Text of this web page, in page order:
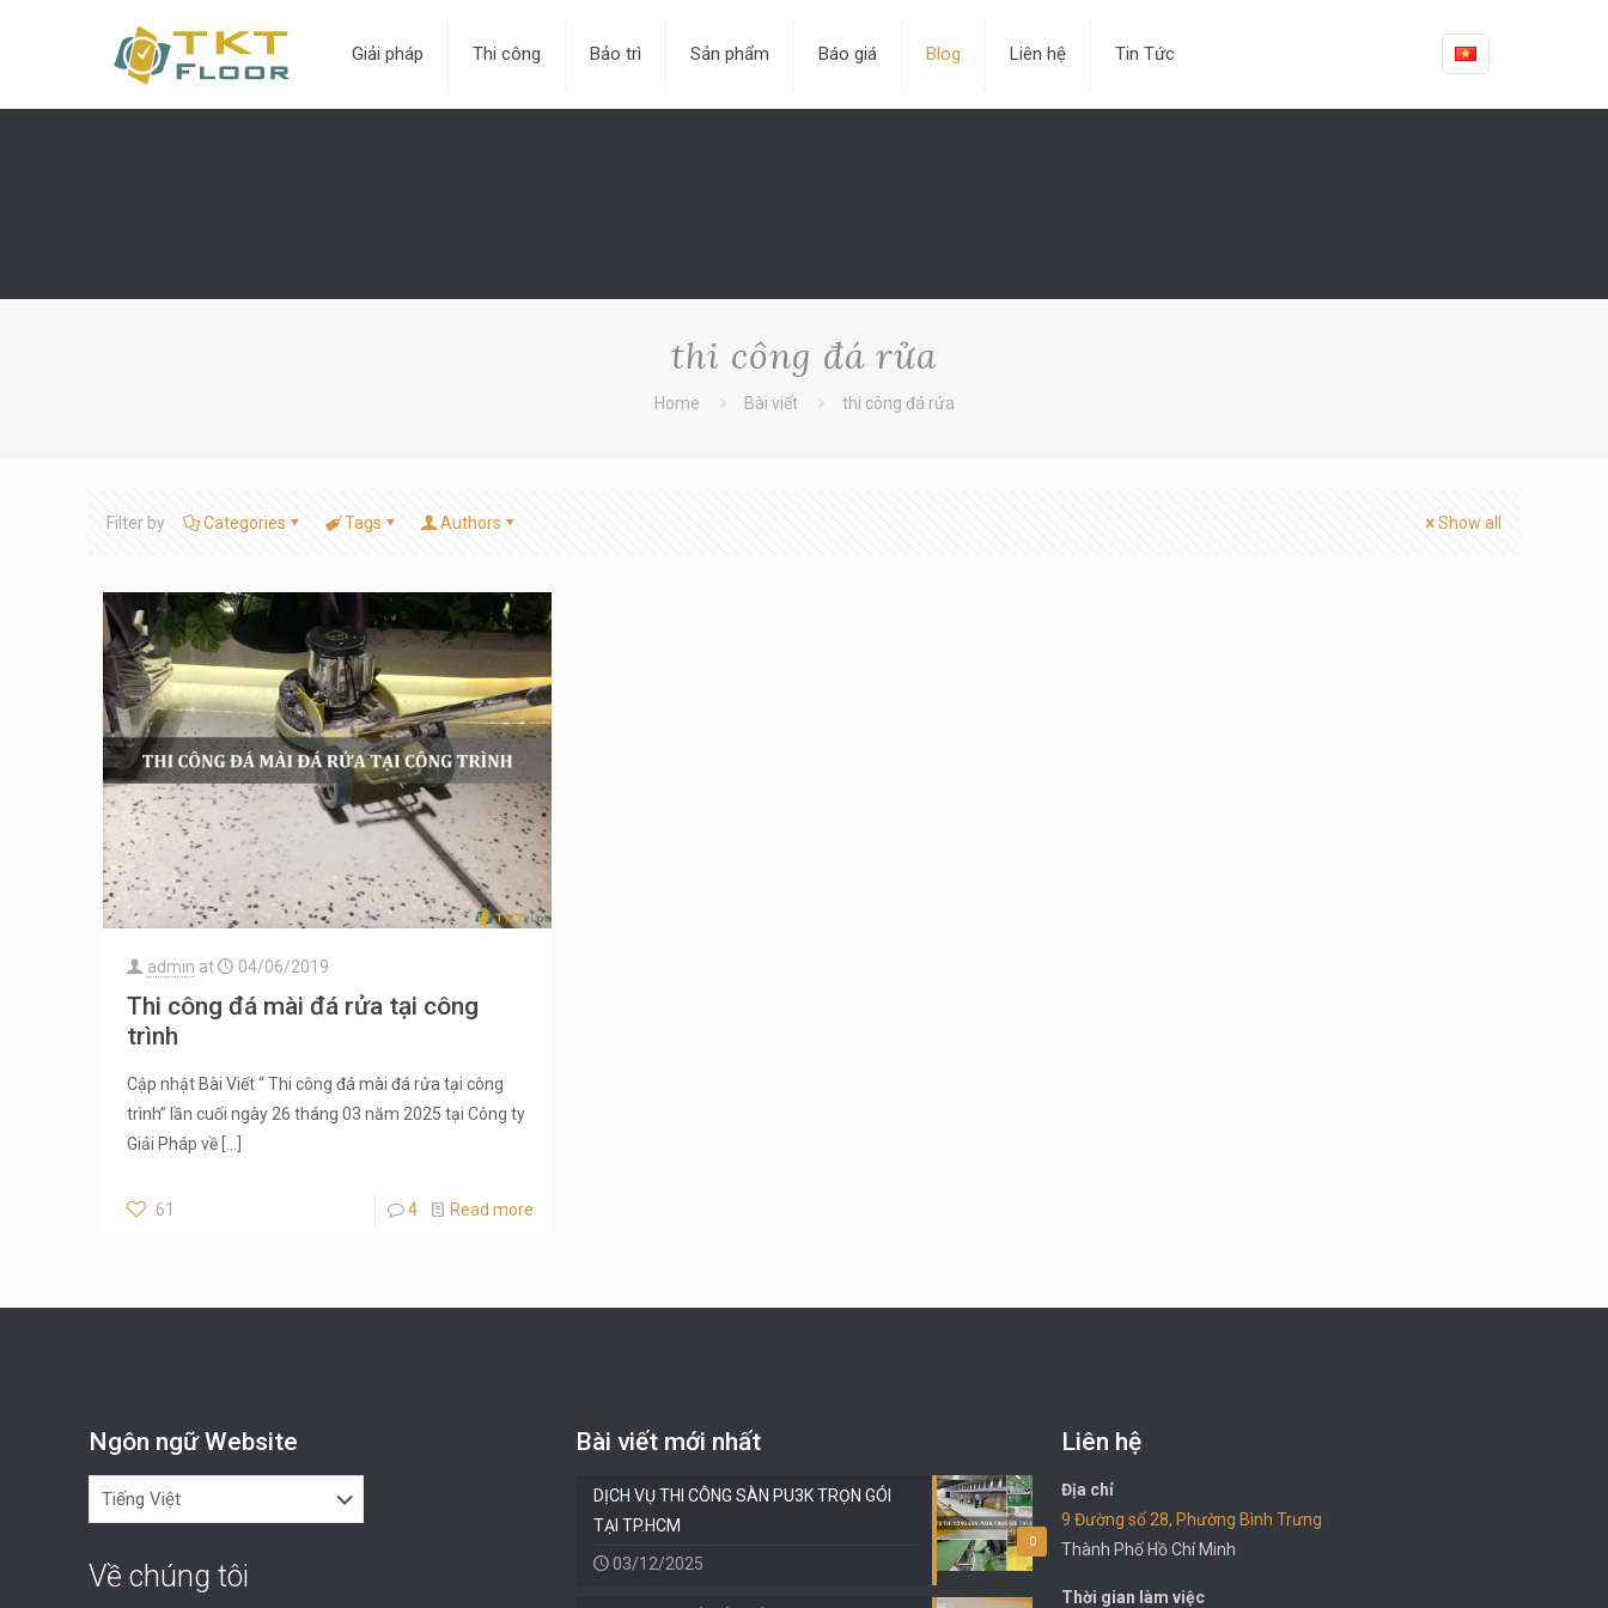
Giải pháp Thi công Bảo trì Sản phẩm Báo giá Blog Liên hệ Tin Tức
thi công đá rửa
Home Bài viết thi công đá rửa
Filter by Categories Tags Authors Show all
admin at 04/06/2019
Thi công đá mài đá rửa tại công
trình
Cập nhật Bài Viết “ Thi công đá mài đá rửa tại công
trình” lần cuối ngày 26 tháng 03 năm 2025 tại Công ty
Giải Pháp về[…]
61 4 Read more
Ngôn ngữ Website
Ngôn
Về chúng tôi
Bài viết mới nhất
0
DỊCH VỤ THI CÔNG SÀN PU3K TRỌN GÓI
TẠI TP.HCM
03/12/2025
Liên hệ
Địa chỉ
9 Đường số 28, Phường Bình Trưng
Thành Phố Hồ Chí Minh
Thời gian làm việc